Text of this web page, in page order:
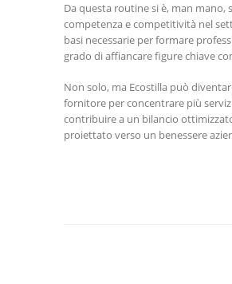
Da questa routine si è, man
competenza e competitività nel
basi necessarie per formare
grado di affiancare figure chiave
Non solo, ma Ecostilla può
fornitore per concentrare più
contribuire a un bilancio
proiettato verso un benessere